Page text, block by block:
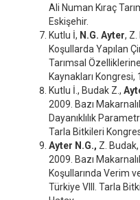
Ali Numan Kıraç
Eskişehir.
Kutlu İ, N.G. Ayter, Z.
Koşullarda Yapılan
Tarımsal
Kaynakları
Kutlu İ., Budak Z.,
2009. Bazı
Dayanıklılık
Tarla Bitkileri
Ayter N.G., Z. Budak,
2009. Bazı
Koşullarında Verim
Türkiye VIII. Tarla